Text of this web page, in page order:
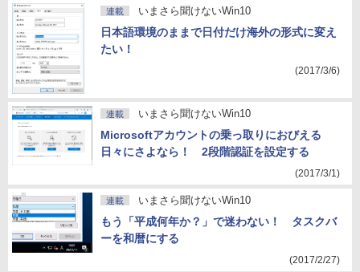
連載 いまさら聞けないWin10
日本語環境のままで日付だけ海外の形式に変え
たい！
(2017/3/6)
連載 いまさら聞けないWin10
Microsoftアカウントの乗っ取りにおびえる
日々にさよなら！ 2段階認証を設定する
(2017/3/1)
連載 いまさら聞けないWin10
もう「平成何年か？」で迷わない！ タスクバ
ーを和暦にする
(2017/2/27)